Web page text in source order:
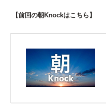
【前回の朝Knockはこちら】